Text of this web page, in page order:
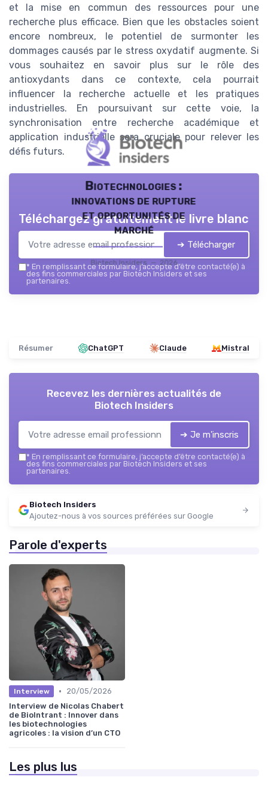
et la mise en commun des ressources pour une
recherche plus efficace. Bien que les obstacles soient
encore nombreux, le potentiel de surmonter les
dommages causés par le stress oxydatif augmente. Si
vous souhaitez en savoir plus sur le rôle des
antioxydants dans ce contexte, cela pourrait
influencer la recherche actuelle et les pratiques
industrielles. En poursuivant sur cette voie, la
synchronisation entre recherche académique et
application industrielle sera cruciale pour relever les
défis futurs.
Biotechnologies :
innovations de rupture
et opportunités de
marché
Biotech Insiders — 2026
Téléchargez gratuitement le livre blanc
➔ Télécharger
* En remplissant ce formulaire, j’accepte d’être contacté(e) à
des fins commerciales par Biotech Insiders et ses
partenaires.
Résumer ChatGPT Claude Mistral
Recevez les dernières actualités de
Biotech Insiders
➔ Je m'inscris
* En remplissant ce formulaire, j’accepte d’être contacté(e) à
des fins commerciales par Biotech Insiders et ses
partenaires.
Biotech Insiders
Ajoutez-nous à vos sources préférées sur Google
Parole d'experts
Interview •
20/05/2026
Interview de Nicolas Chabert
de BioIntrant : Innover dans
les biotechnologies
agricoles : la vision d’un CTO
Les plus lus